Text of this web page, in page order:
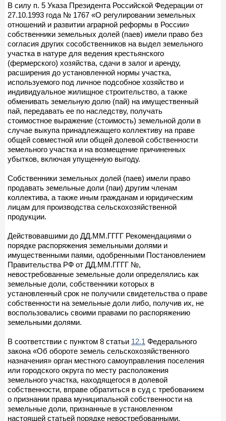
В силу п. 5 Указа Президента Российской Федерации от
27.10.1993 года № 1767 «О регулировании земельных
отношений и развитии аграрной реформы в России»
собственники земельных долей (паев) имели право без
согласия других сособственников на выдел земельного
участка в натуре для ведения крестьянского
(фермерского) хозяйства, сдачи в залог и аренду,
расширения до установленной нормы участка,
используемого под личное подсобное хозяйство и
индивидуальное жилищное строительство, а также
обменивать земельную долю (пай) на имущественный
пай, передавать ее по наследству, получать
стоимостное выражение (стоимость) земельной доли в
случае выкупа принадлежащего коллективу на праве
общей совместной или общей долевой собственности
земельного участка и на возмещение причиненных
убытков, включая упущенную выгоду.
Собственники земельных долей (паев) имели право
продавать земельные доли (паи) другим членам
коллектива, а также иным гражданам и юридическим
лицам для производства сельскохозяйственной
продукции.
Действовавшими до ДД.ММ.ГГГГ Рекомендациями о
порядке распоряжения земельными долями и
имущественными паями, одобренными Постановлением
Правительства РФ от ДД.ММ.ГГГГ №,
невостребованные земельные доли определялись как
земельные доли, собственники которых в
установленный срок не получили свидетельства о праве
собственности на земельные доли либо, получив их, не
воспользовались своими правами по распоряжению
земельными долями.
В соответствии с пунктом 8 статьи 12.1 Федерального
закона «Об обороте земель сельскохозяйственного
назначения» орган местного самоуправления поселения
или городского округа по месту расположения
земельного участка, находящегося в долевой
собственности, вправе обратиться в суд с требованием
о признании права муниципальной собственности на
земельные доли, признанные в установленном
настоящей статьей порядке невостребованными.